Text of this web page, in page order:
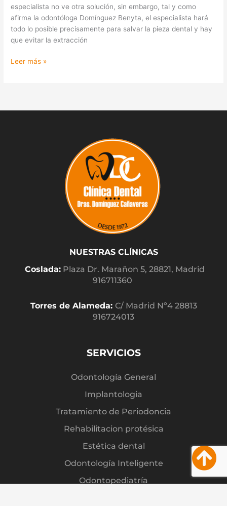
especialista no ve otra solución, sin embargo, tal y como
afirma la odontóloga Domínguez Benyta, el especialista hará
todo lo posible precisamente para salvar la pieza dental y hay
que evitar la extracción
Leer más »
NUESTRAS CLÍNICAS
Coslada: Plaza Dr. Marañon 5, 28821, Madrid
916711360
Torres de Alameda: C/ Madrid Nº4 28813
916724013
SERVICIOS
Odontología General
Implantologia
Tratamiento de Periodoncia
Rehabilitacion protésica
Estética dental
Odontología Inteligente
Odontopediatría